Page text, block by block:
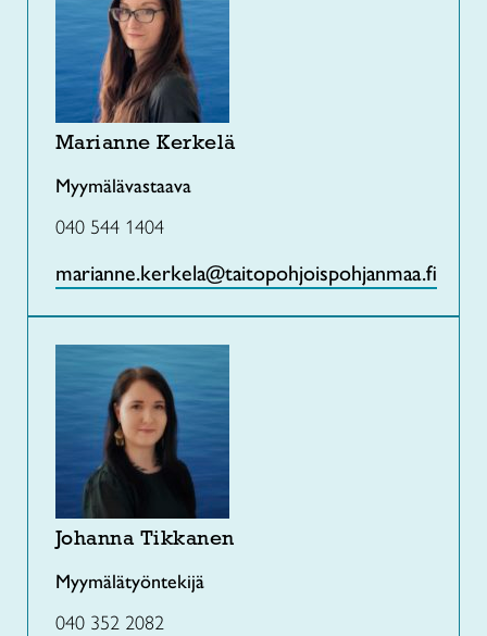
Marianne Kerkelä
Myymälävastaava
040 544 1404
marianne.kerkela@taitopohjoispohjanmaa.fi
Johanna Tikkanen
Myymälätyöntekijä
040 352 2082